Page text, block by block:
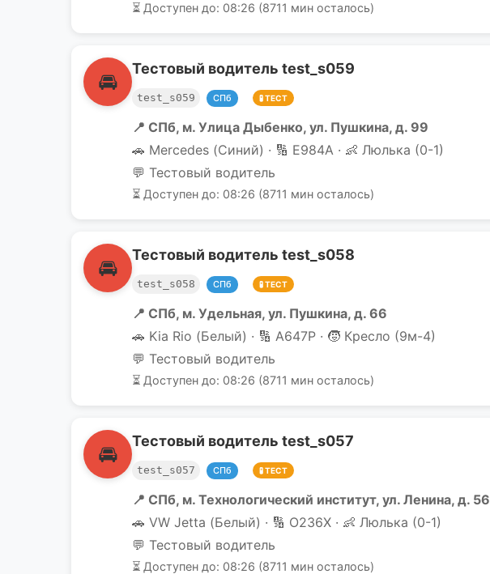
⏳ Доступен до: 08:26 (8711 мин осталось)
🚘 Тестовый водитель test_s059
test_s059 СПб 🧪 ТЕСТ
📍 СПб, м. Улица Дыбенко, ул. Пушкина, д. 99
🚗 Mercedes (Синий) · 🔢 Е984А · 👶 Люлька (0-1)
💬 Тестовый водитель
⏳ Доступен до: 08:26 (8711 мин осталось)
🚘 Тестовый водитель test_s058
test_s058 СПб 🧪 ТЕСТ
📍 СПб, м. Удельная, ул. Пушкина, д. 66
🚗 Kia Rio (Белый) · 🔢 А647Р · 🧒 Кресло (9м-4)
💬 Тестовый водитель
⏳ Доступен до: 08:26 (8711 мин осталось)
🚘 Тестовый водитель test_s057
test_s057 СПб 🧪 ТЕСТ
📍 СПб, м. Технологический институт, ул. Ленина, д. 56
🚗 VW Jetta (Белый) · 🔢 О236Х · 👶 Люлька (0-1)
💬 Тестовый водитель
⏳ Доступен до: 08:26 (8711 мин осталось)